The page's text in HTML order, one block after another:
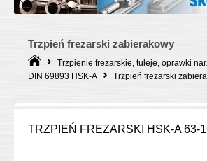
Trzpień frezarski zabierakowy
Trzpienie frezarskie, tuleje, oprawki
DIN 69893 HSK-A
Trzpień frezarski
TRZPIEŃ FREZARSKI HSK-A 63-